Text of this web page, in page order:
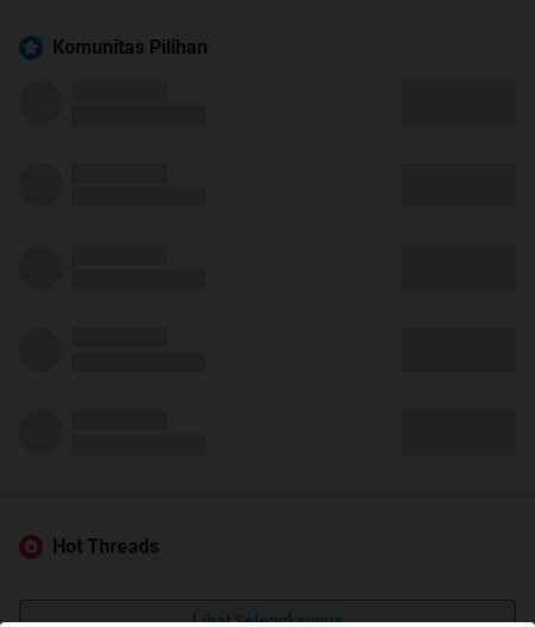
Komunitas Pilihan
Hot Threads
Lihat Selengkapnya